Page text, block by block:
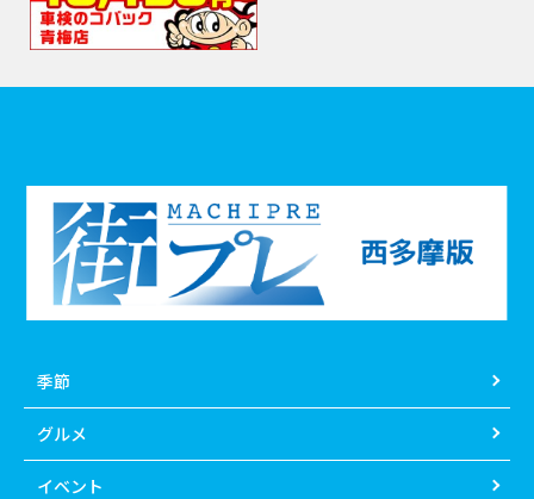
季節
グルメ
イベント